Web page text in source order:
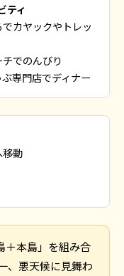
ティ
カヤックやトレッ
でのんびり
専門店でディナー
移動
＋本島」を組み合
、悪天候に見舞わ